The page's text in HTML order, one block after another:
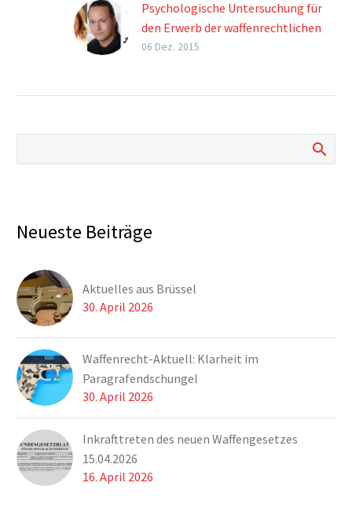
Psychologische Untersuchung für
den Erwerb der waffenrechtlichen
Urkunde
06 Dez. 2015
Neueste Beiträge
Aktuelles aus Brüssel
30. April 2026
Waffenrecht-Aktuell: Klarheit im
Paragrafendschungel
30. April 2026
Inkrafttreten des neuen Waffengesetzes
15.04.2026
16. April 2026